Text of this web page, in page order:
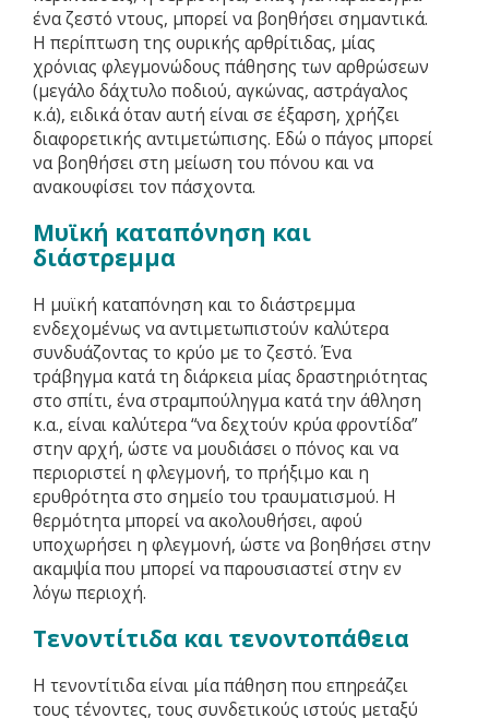
ένα ζεστό ντους, μπορεί να βοηθήσει σημαντικά.
Η περίπτωση της ουρικής αρθρίτιδας, μίας
χρόνιας φλεγμονώδους πάθησης των αρθρώσεων
(μεγάλο δάχτυλο ποδιού, αγκώνας, αστράγαλος
κ.ά), ειδικά όταν αυτή είναι σε έξαρση, χρήζει
διαφορετικής αντιμετώπισης. Εδώ ο πάγος μπορεί
να βοηθήσει στη μείωση του πόνου και να
ανακουφίσει τον πάσχοντα.
Μυϊκή καταπόνηση και
διάστρεμμα
Η μυϊκή καταπόνηση και το διάστρεμμα
ενδεχομένως να αντιμετωπιστούν καλύτερα
συνδυάζοντας το κρύο με το ζεστό. Ένα
τράβηγμα κατά τη διάρκεια μίας δραστηριότητας
στο σπίτι, ένα στραμπούληγμα κατά την άθληση
κ.α., είναι καλύτερα “να δεχτούν κρύα φροντίδα”
στην αρχή, ώστε να μουδιάσει ο πόνος και να
περιοριστεί η φλεγμονή, το πρήξιμο και η
ερυθρότητα στο σημείο του τραυματισμού. Η
θερμότητα μπορεί να ακολουθήσει, αφού
υποχωρήσει η φλεγμονή, ώστε να βοηθήσει στην
ακαμψία που μπορεί να παρουσιαστεί στην εν
λόγω περιοχή.
Τενοντίτιδα και τενοντοπάθεια
Η τενοντίτιδα είναι μία πάθηση που επηρεάζει
τους τένοντες, τους συνδετικούς ιστούς μεταξύ